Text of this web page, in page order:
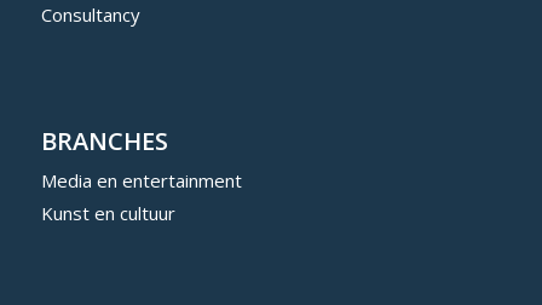
Consultancy
BRANCHES
Media en entertainment
Kunst en cultuur